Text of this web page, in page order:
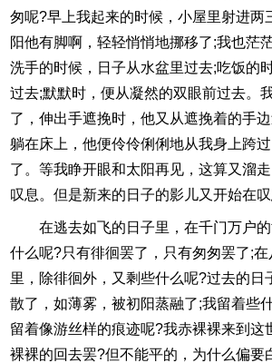
匆呢?早上我起来的时候，小屋里射进两
阳他有脚啊，轻轻悄悄地挪移了;我也茫
洗手的时候，日子从水盆里过去;吃饭的
过去;默默时，便从凝然的双眼前过去。
了，伸出手遮挽时，他又从遮挽着的手
躺在床上，他便伶伶俐俐地从我身上跨
了。等我睁开眼和太阳再见，这算又溜
叹息。但是新来的日子的影儿又开始在叹
在逃去如飞的日子里，在千门万户
什么呢?只有徘徊罢了，只有匆匆罢了;
里，除徘徊外，又剩些什么呢?过去的日
散了，如薄雾，被初阳蒸融了;我留着些
留着像游丝样的痕迹呢?我赤裸裸来到这
裸裸的回去罢?但不能平的，为什么偏要